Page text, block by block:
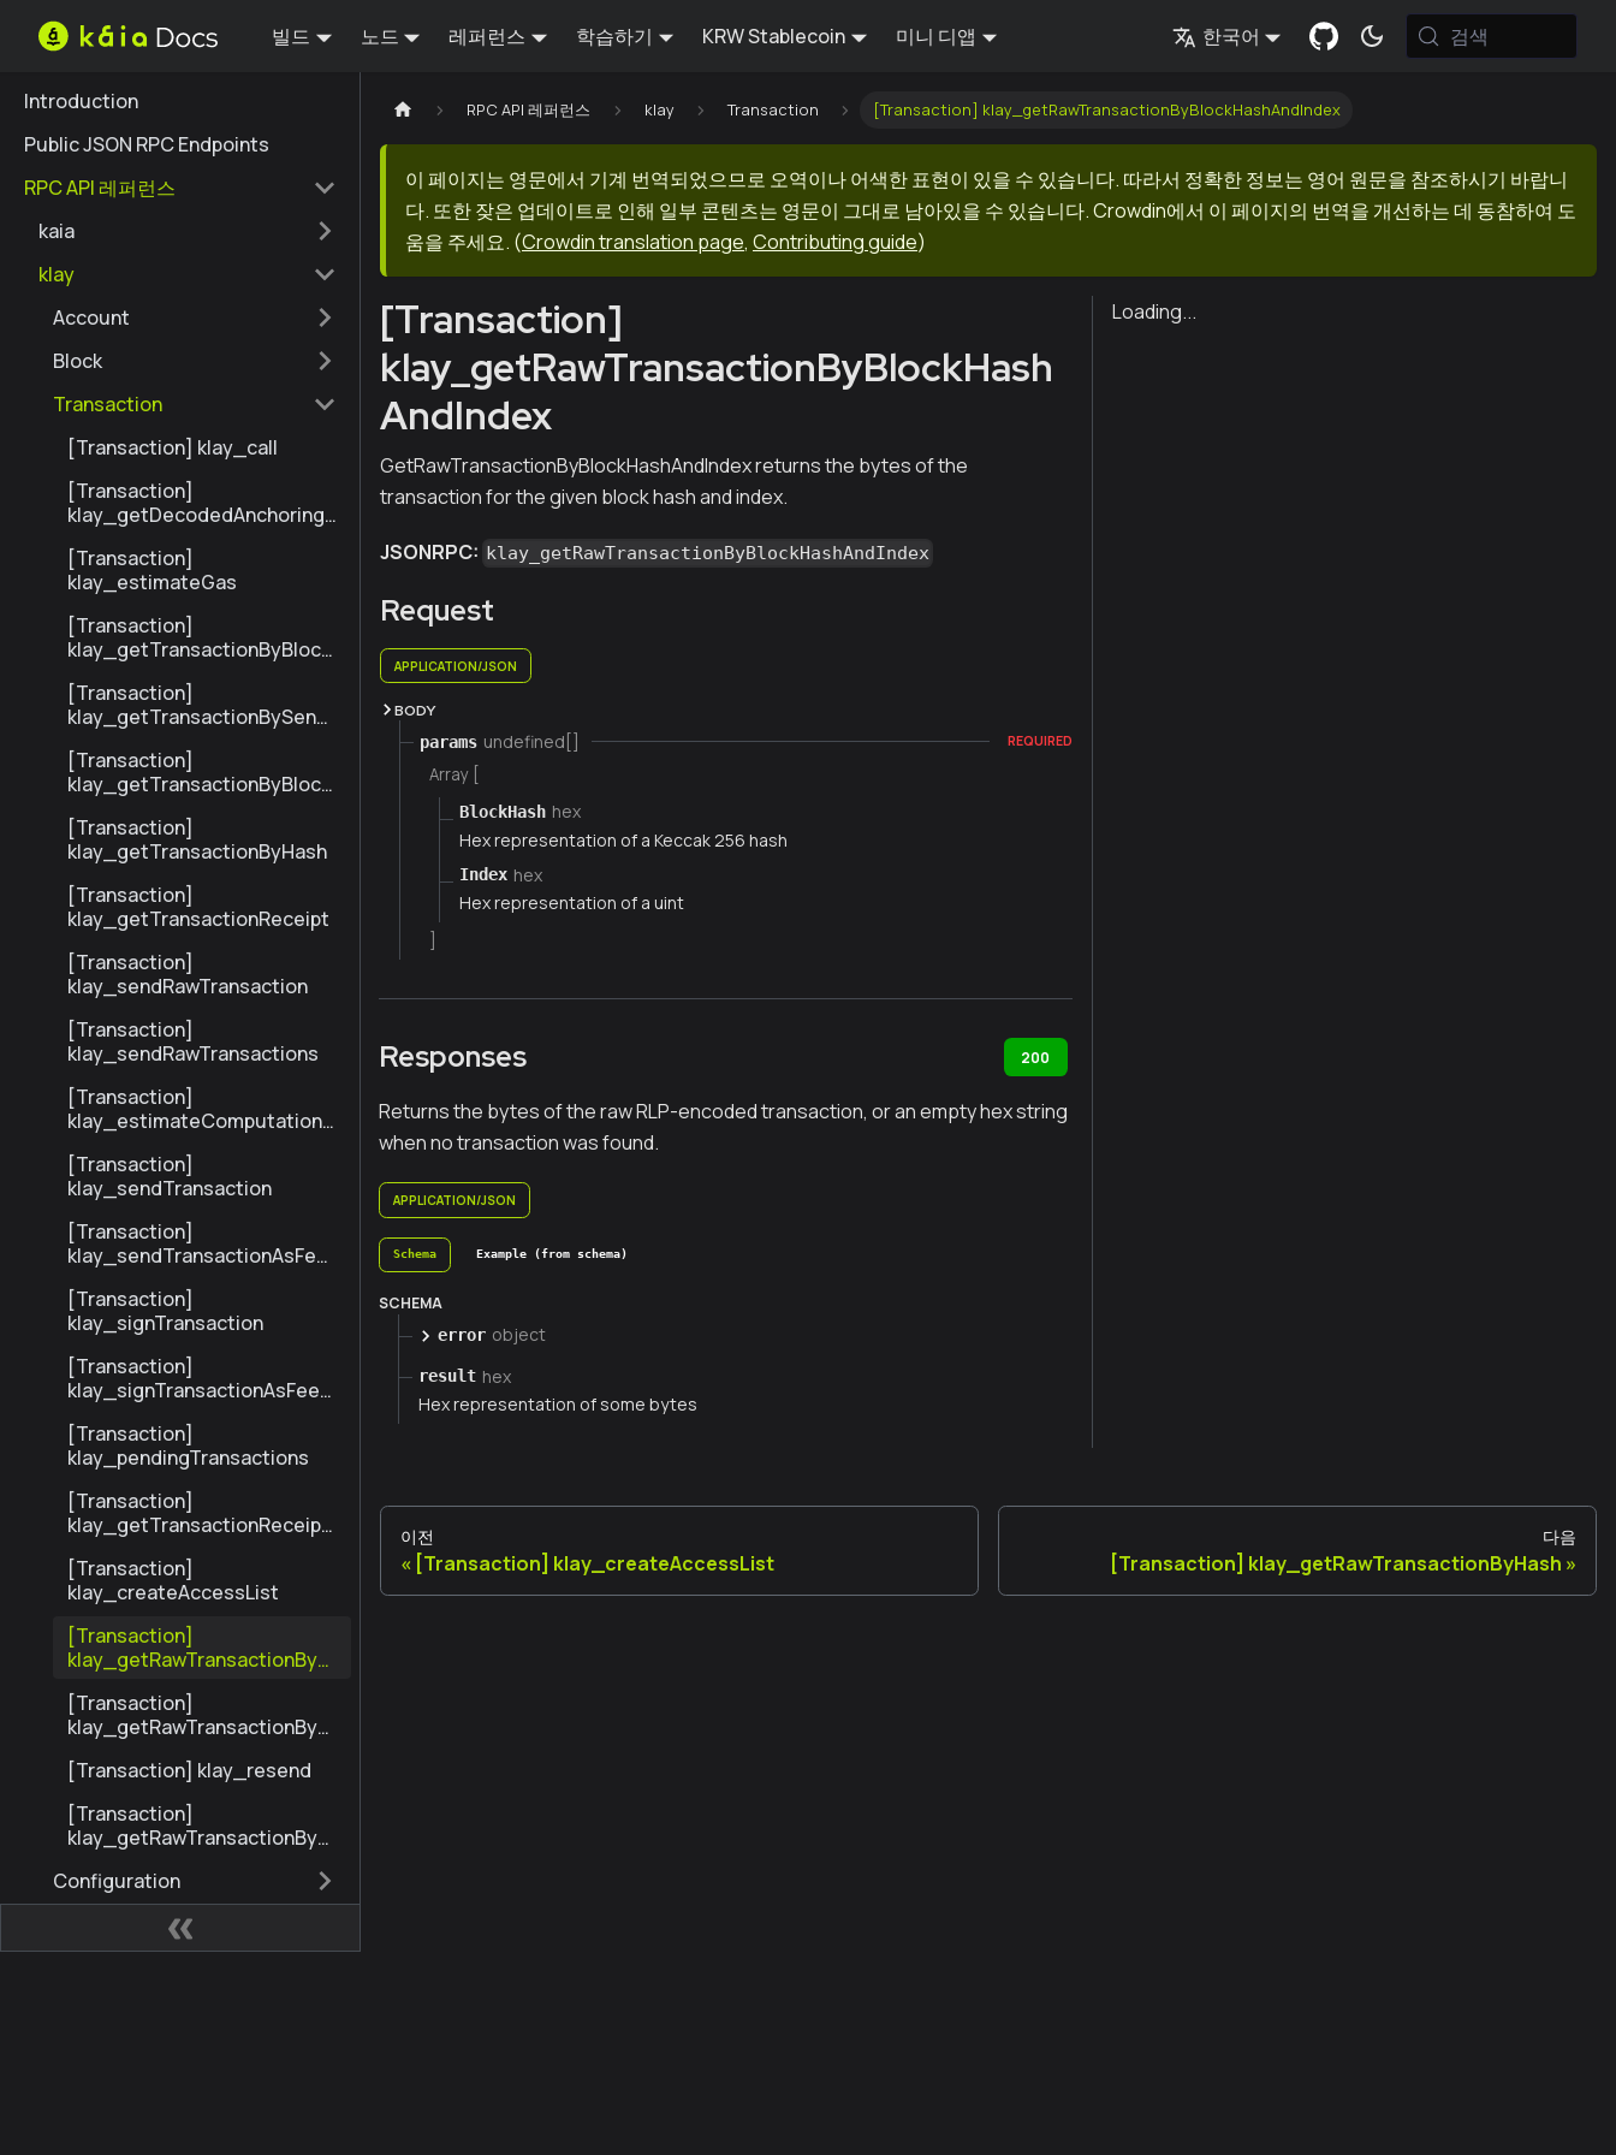
빌드 노드 레퍼런스 학습하기 KRW Stablecoin 미니 디앱 한국어 검색
Introduction
Public JSON RPC Endpoints
RPC API 레퍼런스
kaia
klay
Account
Block
Transaction
[Transaction] klay_call
[Transaction]
klay_getDecodedAnchoringT
[Transaction]
klay_estimateGas
[Transaction]
klay_getTransactionByBlock
[Transaction]
klay_getTransactionBySend
[Transaction]
klay_getTransactionByBlock
[Transaction]
klay_getTransactionByHash
[Transaction]
klay_getTransactionReceipt
[Transaction]
klay_sendRawTransaction
[Transaction]
klay_sendRawTransactions
[Transaction]
klay_estimateComputationC
[Transaction]
klay_sendTransaction
[Transaction]
klay_sendTransactionAsFee
[Transaction]
klay_signTransaction
[Transaction]
klay_signTransactionAsFeeP
[Transaction]
klay_pendingTransactions
[Transaction]
klay_getTransactionReceipt
[Transaction]
klay_createAccessList
[Transaction]
klay_getRawTransactionByBl
[Transaction]
klay_getRawTransactionByH
[Transaction] klay_resend
[Transaction]
klay_getRawTransactionByBl
Configuration
RPC API 레퍼런스 klay Transaction [Transaction] klay_getRawTransactionByBlockHashAndIndex
이 페이지는 영문에서 기계 번역되었으므로 오역이나 어색한 표현이 있을 수 있습니다. 따라서 정확한 정보는 영어 원문을 참조하시기 바랍니
다. 또한 잦은 업데이트로 인해 일부 콘텐츠는 영문이 그대로 남아있을 수 있습니다. Crowdin에서 이 페이지의 번역을 개선하는 데 동참하여 도
움을 주세요. (Crowdin translation page, Contributing guide)
[Transaction]
klay_getRawTransactionByBlockHash
AndIndex
GetRawTransactionByBlockHashAndIndex returns the bytes of the
transaction for the given block hash and index.
JSONRPC: klay_getRawTransactionByBlockHashAndIndex
Request
APPLICATION/JSON
BODY
params undefined[] REQUIRED
Array [
BlockHash hex
Hex representation of a Keccak 256 hash
Index hex
Hex representation of a uint
Responses 200
Returns the bytes of the raw RLP-encoded transaction, or an empty hex string
when no transaction was found.
APPLICATION/JSON
Schema Example (from schema)
SCHEMA
error object
result hex
Hex representation of some bytes
Loading...
이전
[Transaction] klay_createAccessList
다음
[Transaction] klay_getRawTransactionByHash